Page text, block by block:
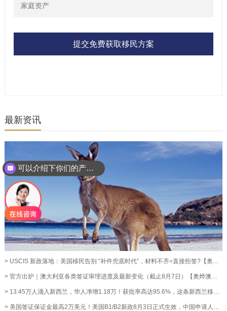
提交免费获取移民方案
最新资讯
> USCIS 新政落地：美国移民告别 “补件兜底时代”，材料不齐=直接拒签?【奥烨移民资讯】
> 官方出炉｜澳大利亚各类签证审理进度及最新变化（截止8月7日）【奥烨澳洲移民资讯】
> 13.45万人涌入新西兰，华人净增1.18万！获批率高达95.6%，这条新西兰移民通道藏不住了！【奥烨移民资讯】
> 美国签证保证金最高2万美元！美国B1/B2新政8月3日正式生效，中国申请人暂不受影响【奥烨移民资讯】
可以介绍下你们的产品么？